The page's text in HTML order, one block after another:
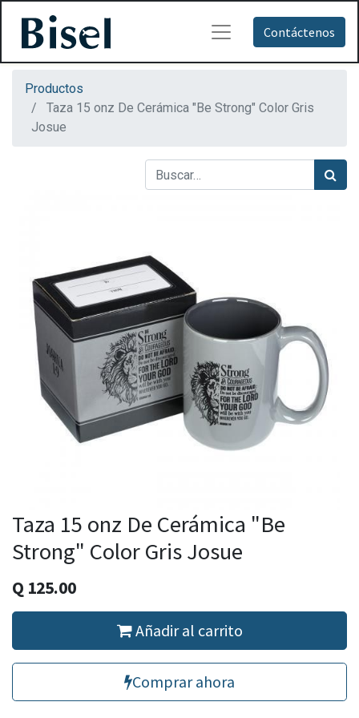
Contáctenos
Productos
Taza 15 onz De Cerámica "Be Strong" Color Gris
Josue
Taza 15 onz De Cerámica "Be
Strong" Color Gris Josue
Q 125.00
Añadir al carrito
Comprar ahora